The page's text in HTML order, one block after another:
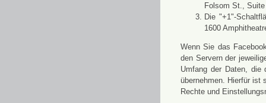
Folsom St.,
Die "+1"-
1600
Wenn Sie das
den Servern der
Umfang der Daten, die
übernehmen. Hierfür ist
Rechte und